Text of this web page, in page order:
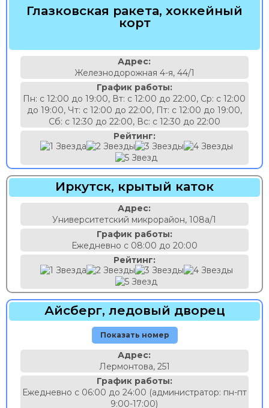
Глазковская ракета, хоккейный
корт
Адрес:
Железнодорожная 4-я, 44/1
График работы:
Пн: с 12:00 до 19:00, Вт: с 12:00 до 22:00, Ср: с 12:00
до 19:00, Чт: с 12:00 до 22:00, Пт: с 12:00 до 19:00,
Сб: с 12:30 до 22:00, Вс: с 12:30 до 22:00
Рейтинг:
Иркутск, крытый каток
Адрес:
Университетский микрорайон, 108а/1
График работы:
Ежедневно с 08:00 до 20:00
Рейтинг:
Айсберг, ледовый дворец
Показать номер
Адрес:
Лермонтова, 251
График работы:
Ежедневно с 06:00 до 24:00 (администратор: пн-пт
9:00-17:00)